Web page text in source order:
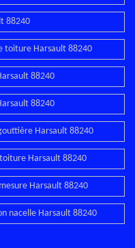
88240
toiture Harsault 88240
88240
88240
Harsault 88240
Harsault 88240
Harsault 88240
nacelle Harsault 88240